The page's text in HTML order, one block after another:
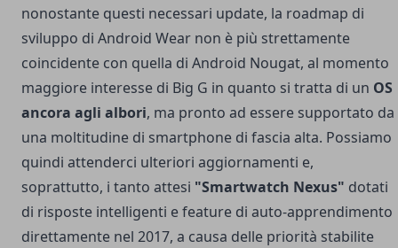
nonostante questi necessari update, la roadmap di
sviluppo di Android Wear non è più strettamente
coincidente con quella di Android Nougat, al momento
maggiore interesse di Big G in quanto si tratta di un OS
ancora agli albori, ma pronto ad essere supportato da
una moltitudine di smartphone di fascia alta. Possiamo
quindi attenderci ulteriori aggiornamenti e,
soprattutto, i tanto attesi "Smartwatch Nexus" dotati
di risposte intelligenti e feature di auto-apprendimento
direttamente nel 2017, a causa delle priorità stabilite